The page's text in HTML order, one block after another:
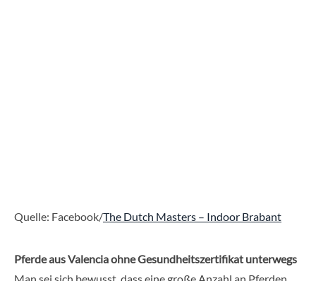
Quelle: Facebook/The Dutch Masters – Indoor Brabant
Pferde aus Valencia ohne Gesundheitszertifikat unterwegs